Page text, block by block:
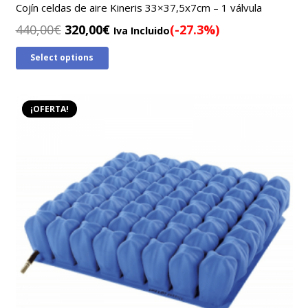
Cojín celdas de aire Kineris 33×37,5x7cm – 1 válvula
440,00€ El
precio
original
440,00€.
320,00€ElIva Incluido(-27.3%)
Select options
¡OFERTA!